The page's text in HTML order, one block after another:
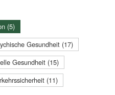
(5)
Gesundheit (17)
Gesundheit (15)
(11)